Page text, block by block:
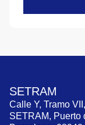
SETRAM
Calle Y, Tramo
SETRAM, Puerto